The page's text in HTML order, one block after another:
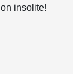
insolite!